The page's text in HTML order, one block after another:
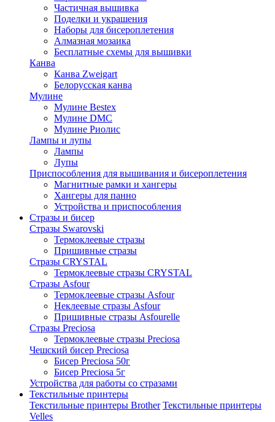
Частичная вышивка
Поделки и украшения
Наборы для бисероплетения
Алмазная мозаика
Бесплатные схемы для вышивки
Канва
Канва Zweigart
Белорусская канва
Мулине
Мулине Bestex
Мулине DMC
Мулине Риолис
Лампы и лупы
Лампы
Лупы
Приспособления для вышивания и бисероплетения
Магнитные рамки и хангеры
Хангеры для панно
Устройства и приспособления
Стразы и бисер
Стразы Swarovski
Термоклеевые стразы
Пришивные стразы
Стразы CRYSTAL
Термоклеевые стразы CRYSTAL
Стразы Asfour
Термоклеевые стразы Asfour
Неклеевые стразы Asfour
Пришивные стразы Asfourelle
Стразы Preciosa
Термоклеевые стразы Preciosa
Чешский бисер Preciosa
Бисер Preciosa 50г
Бисер Preciosa 5г
Устройства для работы со стразами
Текстильные принтеры
Текстильные принтеры Brother Текстильные принтеры
Velles